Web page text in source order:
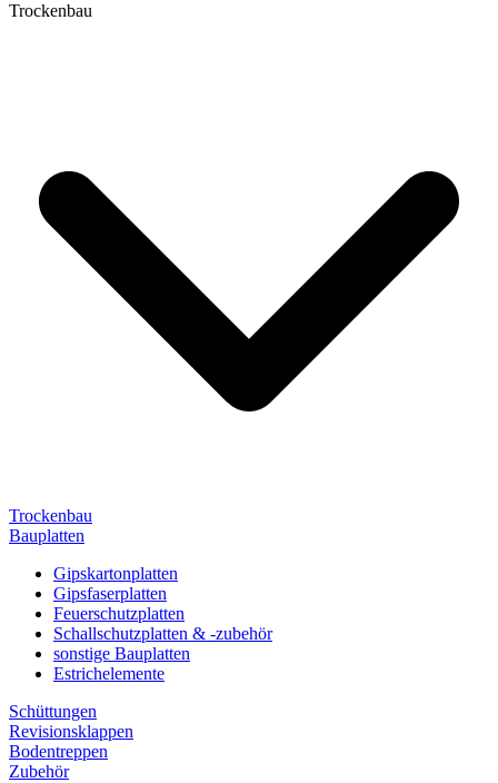
Trockenbau
Trockenbau
Bauplatten
Gipskartonplatten
Gipsfaserplatten
Feuerschutzplatten
Schallschutzplatten & -zubehör
sonstige Bauplatten
Estrichelemente
Schüttungen
Revisionsklappen
Bodentreppen
Zubehör